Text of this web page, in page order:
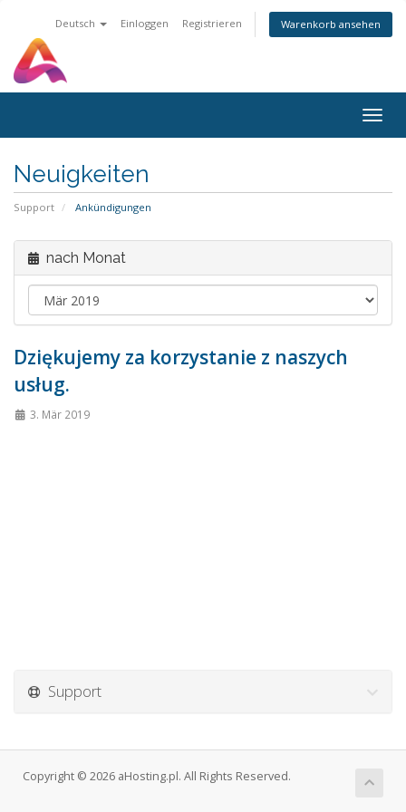
Deutsch Einloggen Registrieren Warenkorb ansehen
Neuigkeiten
Support Ankündigungen
nach Monat
Dziękujemy za korzystanie z naszych
usług.
3. Mär 2019
Support
Copyright © 2026 aHosting.pl. All Rights Reserved.